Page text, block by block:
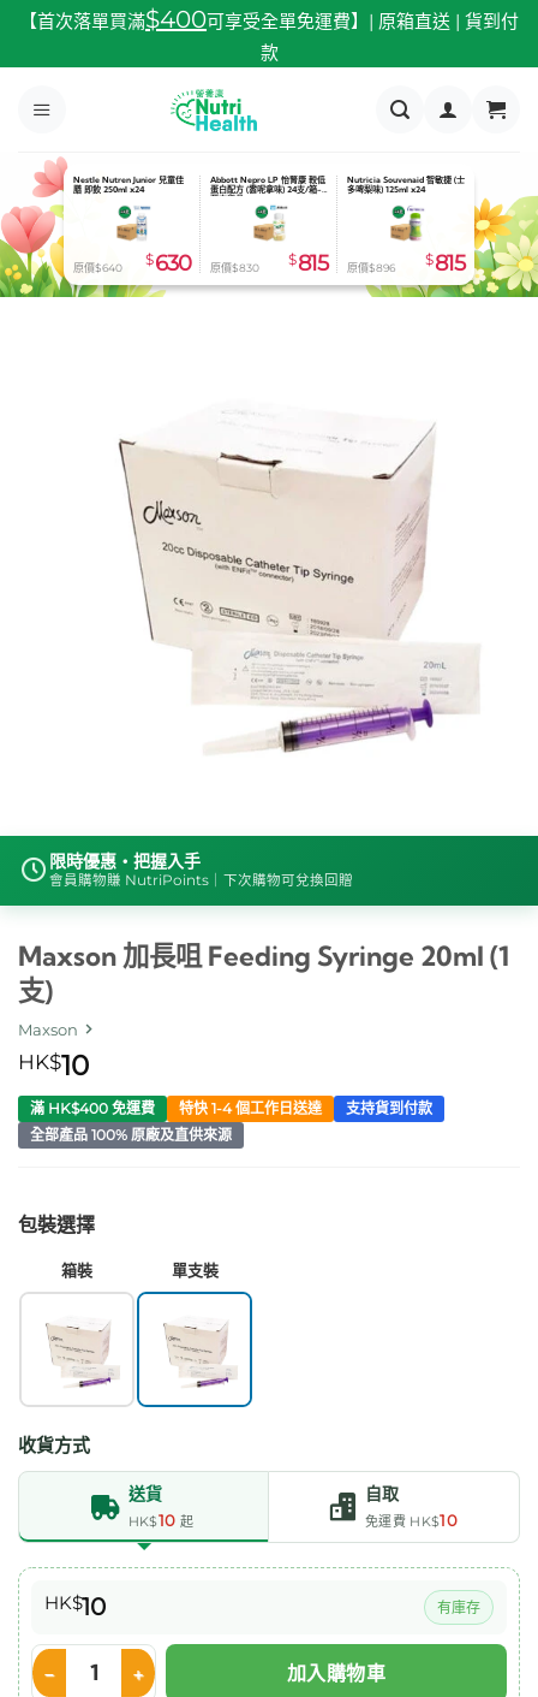
內
【首次落單買滿$400可享受全單免運費】| 原箱直送 | 貨到付
款
Nestle Nutren Junior 兒童佳
膳 即飲 250ml x24
原價$640 $ 630
Abbott Nepro LP 怡腎康 較低
蛋白配方 (雲呢拿味) 24支/箱-
預定貨品
原價$830 $815
Nutricia Souvenaid 智敏捷 (士
多啤梨味) 125ml x24
原價$896 $815
限時優惠・把握入手
會員購物賺 NutriPoints｜下次購物可兌換回贈
Maxson 加長咀 Feeding Syringe 20ml (1
支)
Maxson
HK$10
滿 HK$400 免運費 特快 1-4 個工作日送達
支持貨到付款
全部產品 100% 原廠及直供來源
包裝選擇
箱裝 單支裝
收貨方式
送貨
HK$10 起
自取
免運費 HK$10
HK$10 有庫存
Maxson 加長咀 Feeding Syringe 20ml (1支) 數量
加入購物車